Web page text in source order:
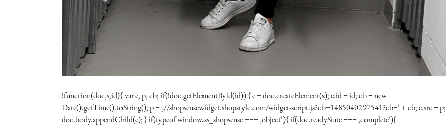
!function(doc,s,id){ var e, p, cb; if(!doc.getElementById(id)) { e = doc.createElement(s); e.id = id; cb = new
Date().getTime().toString(); p = ‚//shopsensewidget.shopstyle.com/widget-script.js?cb=1485040297541?cb=‘ + cb; e.src = p;
doc.body.appendChild(e); } if(typeof window.ss_shopsense === ‚object‘){ if(doc.readyState === ‚complete‘){